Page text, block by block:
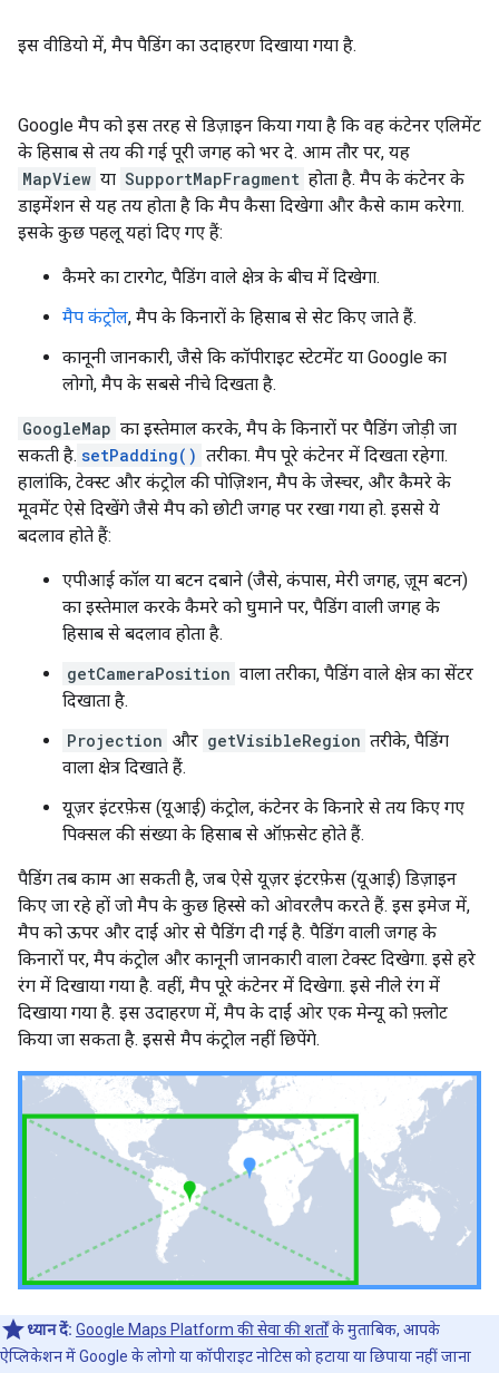
इस वीडियो में, मैप पैडिंग का उदाहरण दिखाया गया है.
Google मैप को इस तरह से डिज़ाइन किया गया है कि वह कंटेनर एलिमेंट
के हिसाब से तय की गई पूरी जगह को भर दे. आम तौर पर, यह
MapView या SupportMapFragment होता है. मैप के कंटेनर के
डाइमेंशन से यह तय होता है कि मैप कैसा दिखेगा और कैसे काम करेगा.
इसके कुछ पहलू यहां दिए गए हैं:
कैमरे का टारगेट, पैडिंग वाले क्षेत्र के बीच में दिखेगा.
मैप कंट्रोल, मैप के किनारों के हिसाब से सेट किए जाते हैं.
कानूनी जानकारी, जैसे कि कॉपीराइट स्टेटमेंट या Google का
लोगो, मैप के सबसे नीचे दिखता है.
GoogleMap का इस्तेमाल करके, मैप के किनारों पर पैडिंग जोड़ी जा
सकती है. setPadding() तरीका. मैप पूरे कंटेनर में दिखता रहेगा.
हालांकि, टेक्स्ट और कंट्रोल की पोज़िशन, मैप के जेस्चर, और कैमरे के
मूवमेंट ऐसे दिखेंगे जैसे मैप को छोटी जगह पर रखा गया हो. इससे ये
बदलाव होते हैं:
एपीआई कॉल या बटन दबाने (जैसे, कंपास, मेरी जगह, ज़ूम बटन)
का इस्तेमाल करके कैमरे को घुमाने पर, पैडिंग वाली जगह के
हिसाब से बदलाव होता है.
getCameraPosition वाला तरीका, पैडिंग वाले क्षेत्र का सेंटर
दिखाता है.
Projection और getVisibleRegion तरीके, पैडिंग
वाला क्षेत्र दिखाते हैं.
यूज़र इंटरफ़ेस (यूआई) कंट्रोल, कंटेनर के किनारे से तय किए गए
पिक्सल की संख्या के हिसाब से ऑफ़सेट होते हैं.
पैडिंग तब काम आ सकती है, जब ऐसे यूज़र इंटरफ़ेस (यूआई) डिज़ाइन
किए जा रहे हों जो मैप के कुछ हिस्से को ओवरलैप करते हैं. इस इमेज में,
मैप को ऊपर और दाईं ओर से पैडिंग दी गई है. पैडिंग वाली जगह के
किनारों पर, मैप कंट्रोल और कानूनी जानकारी वाला टेक्स्ट दिखेगा. इसे हरे
रंग में दिखाया गया है. वहीं, मैप पूरे कंटेनर में दिखेगा. इसे नीले रंग में
दिखाया गया है. इस उदाहरण में, मैप के दाईं ओर एक मेन्यू को फ़्लोट
किया जा सकता है. इससे मैप कंट्रोल नहीं छिपेंगे.
ध्यान दें: Google Maps Platform की सेवा की शर्तोंके मुताबिक, आपके
ऐप्लिकेशन में Google के लोगो या कॉपीराइट नोटिस को हटाया या छिपाया नहीं जाना